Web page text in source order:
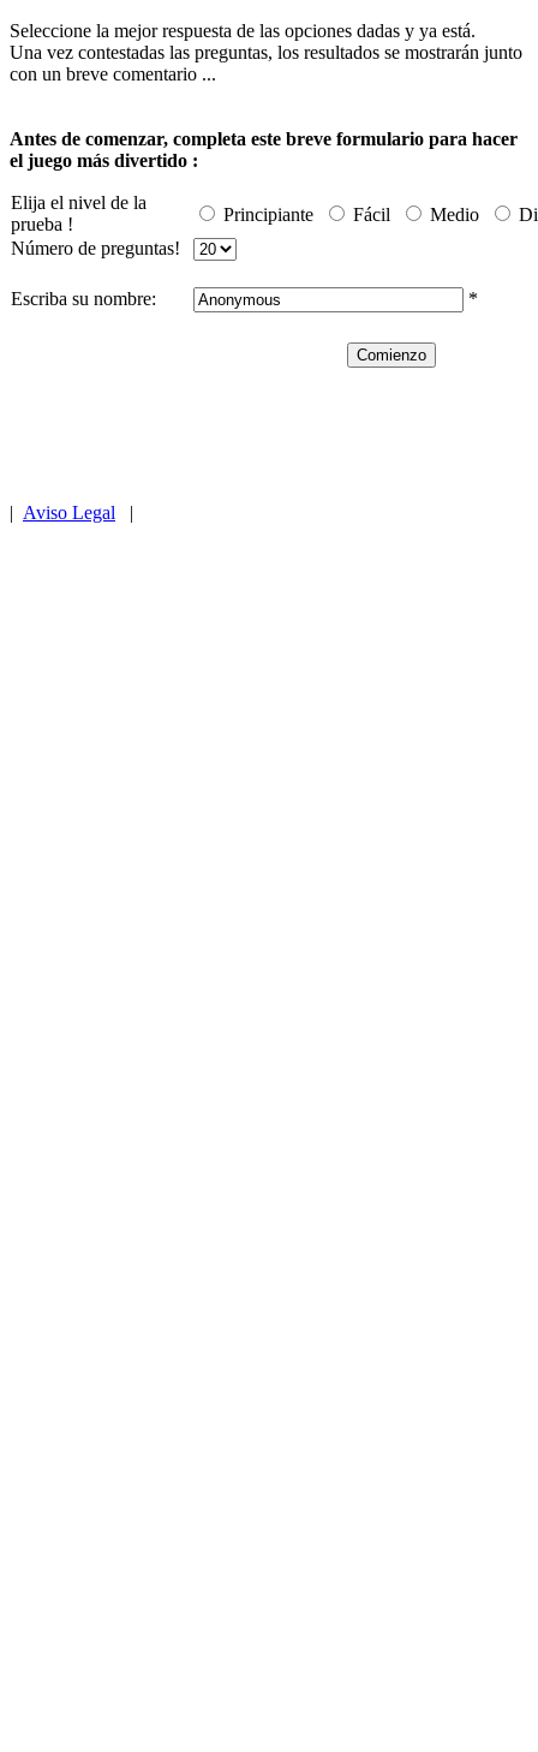
Seleccione la mejor respuesta de las opciones dadas y ya está.
Una vez contestadas las preguntas, los resultados se mostrarán junto
con un breve comentario ...
Antes de comenzar, completa este breve formulario para hacer
el juego más divertido :
Elija el nivel de la
prueba !
Principiante Fácil Medio
Número de preguntas!
Escriba su nombre: *
| Aviso Legal |